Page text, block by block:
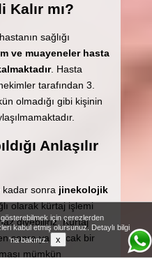
mı?
sağlığı
ve muayeneler hasta
. Hasta
tarafından 3.
olmadığı gibi kişinin
Anlaşılır
kadar sonra jinekolojik
olarak kürtaj işlemi
diyebiliriz. Kürtaj
sonra yapılacak bir
mümkün
için çerezlerden
kabul etmiş olursunuz. Detaylı bilgi
'na bakınız. x